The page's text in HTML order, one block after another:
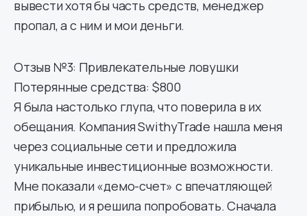
вывести хотя бы часть средств, менеджер
пропал, а с ним и мои деньги.
Отзыв №3: Привлекательные ловушки
Потерянные средства: $800
Я была настолько глупа, что поверила в их
обещания. Компания SwithyTrade нашла меня
через социальные сети и предложила
уникальные инвестиционные возможности.
Мне показали «демо-счет» с впечатляющей
прибылью, и я решила попробовать. Сначала